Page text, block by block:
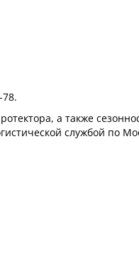
а также
службой по